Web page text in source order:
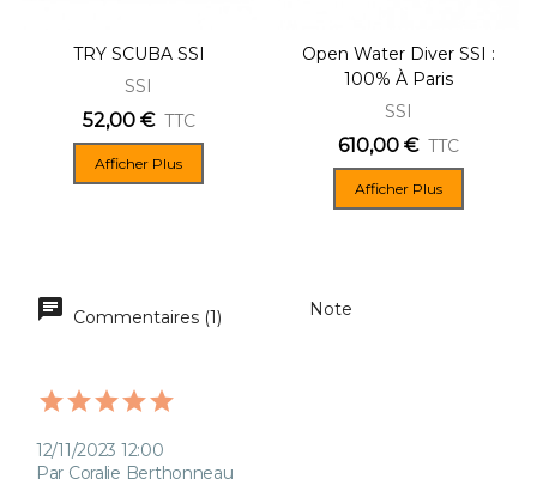
TRY SCUBA SSI
SSI
52,00 € TTC
Afficher Plus
Open Water Diver SSI :
100% À Paris
SSI
610,00 € TTC
Afficher Plus
Commentaires (1) Note
12/11/2023 12:00
Par Coralie Berthonneau